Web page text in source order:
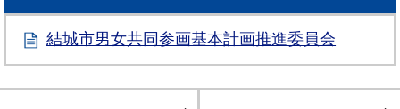
結城市男女共同参画基本計画推進委員会